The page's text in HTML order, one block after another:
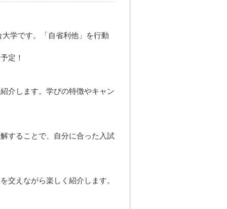
学です。「自省利他」を行動
定！
介します。学びの特徴やキャン
することで、自分に合った入試
交えながら楽しく紹介します。